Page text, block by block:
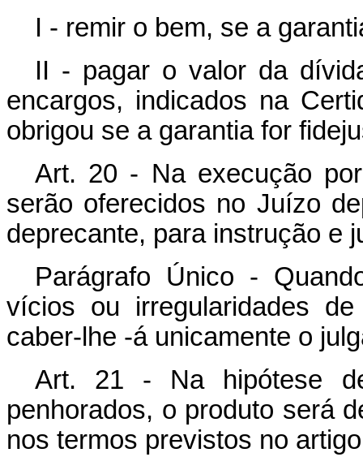
I - remir o bem, se a
II - pagar o valor da
encargos, indicados na
obrigou se a garantia for
Art. 20 - Na execução
serão oferecidos no Juízo
deprecante, para instrução e
Parágrafo Único -
vícios ou irregularidades
caber-lhe -á unicamente o
Art. 21 - Na hipótese
penhorados, o produto será
nos termos previstos no